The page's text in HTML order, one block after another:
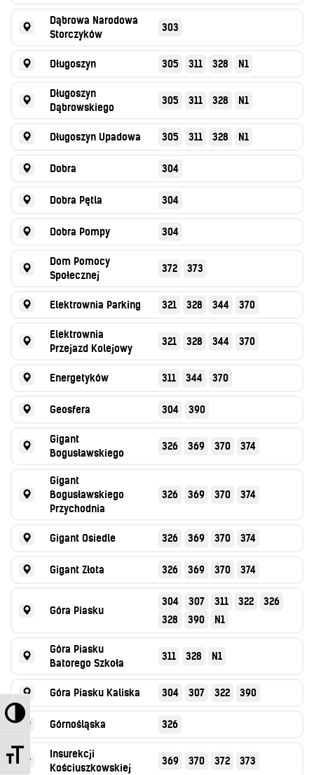
Przełącz wysoki kontrast
Zmień rozmiar czcionek
Dąbrowa Narodowa
Storczyków
303
Długoszyn 305 311 328 N1
Długoszyn
Dąbrowskiego
305 311 328 N1
Długoszyn Upadowa 305 311 328 N1
Dobra 304
Dobra Pętla 304
Dobra Pompy 304
Dom Pomocy
Społecznej
372 373
Elektrownia Parking 321 328 344 370
Elektrownia
Przejazd Kolejowy
321 328 344 370
Energetyków 311 344 370
Geosfera 304 390
Gigant
Bogusławskiego
326 369 370 374
Gigant
Bogusławskiego
Przychodnia
326 369 370 374
Gigant Osiedle 326 369 370 374
Gigant Złota 326 369 370 374
Góra Piasku
304 307 311 322
326
328
390 N1
Góra Piasku
Batorego Szkoła
311 328 N1
Góra Piasku Kaliska 304 307 322 390
Górnośląska 326
Insurekcji
Kościuszkowskiej
369 370 372 373